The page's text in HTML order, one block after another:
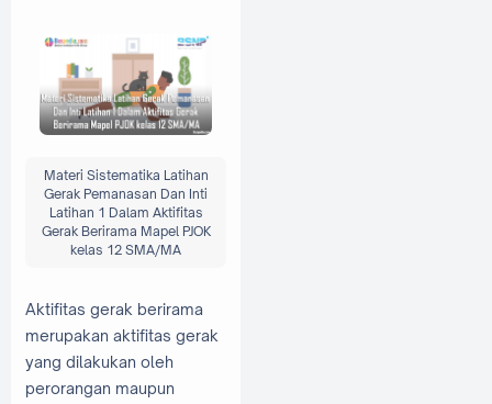
Materi Sistematika Latihan
Gerak Pemanasan Dan Inti
Latihan 1 Dalam Aktifitas
Gerak Berirama Mapel PJOK
kelas 12 SMA/MA
Aktifitas gerak berirama
merupakan aktifitas gerak
yang dilakukan oleh
perorangan maupun